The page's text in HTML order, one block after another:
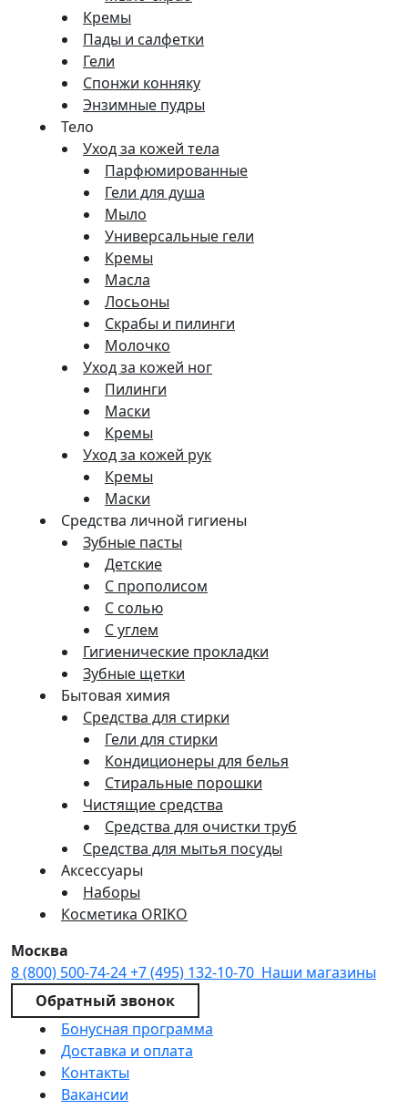
Кремы
Пады и салфетки
Гели
Спонжи конняку
Энзимные пудры
Тело
Уход за кожей тела
Парфюмированные
Гели для душа
Мыло
Универсальные гели
Кремы
Масла
Лосьоны
Скрабы и пилинги
Молочко
Уход за кожей ног
Пилинги
Маски
Кремы
Уход за кожей рук
Кремы
Маски
Средства личной гигиены
Зубные пасты
Детские
С прополисом
С солью
С углем
Гигиенические прокладки
Зубные щетки
Бытовая химия
Средства для стирки
Гели для стирки
Кондиционеры для белья
Стиральные порошки
Чистящие средства
Средства для очистки труб
Средства для мытья посуды
Аксессуары
Наборы
Косметика ORIKO
Москва
8 (800) 500-74-24+7 (495) 132-10-70 Наши магазины
Обратный звонок
Бонусная программа
Доставка и оплата
Контакты
Вакансии